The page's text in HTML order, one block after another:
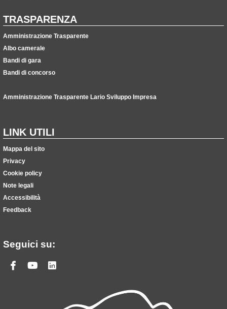
TRASPARENZA
Amministrazione Trasparente
Albo camerale
Bandi di gara
Bandi di concorso
Amministrazione Trasparente Lario Sviluppo Impresa
LINK UTILI
Mappa del sito
Privacy
Cookie policy
Note legali
Accessibilità
Feedback
Seguici su:
Facebook
Youtube